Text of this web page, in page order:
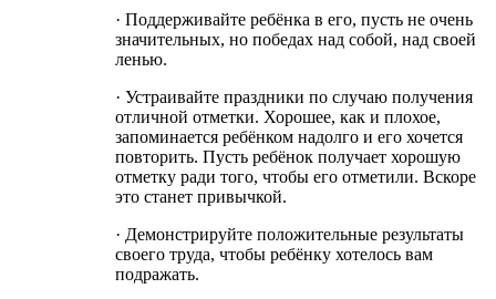
· Поддерживайте ребёнка в его, пусть не очень
значительных, но победах над собой, над своей
ленью.
· Устраивайте праздники по случаю получения
отличной отметки. Хорошее, как и плохое,
запоминается ребёнком надолго и его хочется
повторить. Пусть ребёнок получает хорошую
отметку ради того, чтобы его отметили. Вскоре
это станет привычкой.
· Демонстрируйте положительные результаты
своего труда, чтобы ребёнку хотелось вам
подражать.